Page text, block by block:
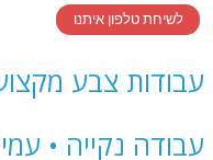
לשיחת טלפון איתנו
עבודות צבע
עבודה נקייה •